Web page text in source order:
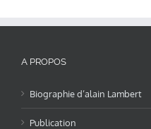
A PROPOS
Biographie d’alain Lambert
Publication